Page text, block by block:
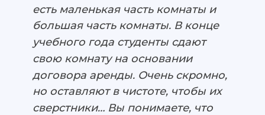
есть маленькая часть комнаты и
большая часть комнаты. В конце
учебного года студенты сдают
свою комнату на основании
договора аренды. Очень скромно,
но оставляют в чистоте, чтобы их
сверстники… Вы понимаете, что